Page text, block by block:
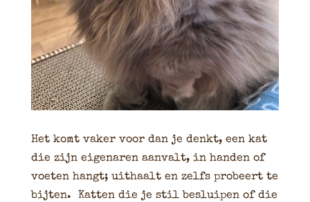
Het komt vaker voor dan je denkt, een kat
die zijn eigenaren aanvalt, in handen of
voeten hangt; uithaalt en zelfs probeert te
bijten. Katten die je stil besluipen of die